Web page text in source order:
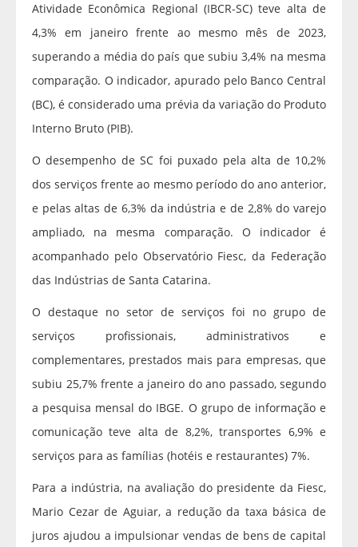
Atividade Econômica Regional (IBCR-SC) teve alta de
4,3% em janeiro frente ao mesmo mês de 2023,
superando a média do país que subiu 3,4% na mesma
comparação. O indicador, apurado pelo Banco Central
(BC), é considerado uma prévia da variação do Produto
Interno Bruto (PIB).
O desempenho de SC foi puxado pela alta de 10,2%
dos serviços frente ao mesmo período do ano anterior,
e pelas altas de 6,3% da indústria e de 2,8% do varejo
ampliado, na mesma comparação. O indicador é
acompanhado pelo Observatório Fiesc, da Federação
das Indústrias de Santa Catarina.
O destaque no setor de serviços foi no grupo de
serviços profissionais, administrativos e
complementares, prestados mais para empresas, que
subiu 25,7% frente a janeiro do ano passado, segundo
a pesquisa mensal do IBGE. O grupo de informação e
comunicação teve alta de 8,2%, transportes 6,9% e
serviços para as famílias (hotéis e restaurantes) 7%.
Para a indústria, na avaliação do presidente da Fiesc,
Mario Cezar de Aguiar, a redução da taxa básica de
juros ajudou a impulsionar vendas de bens de capital